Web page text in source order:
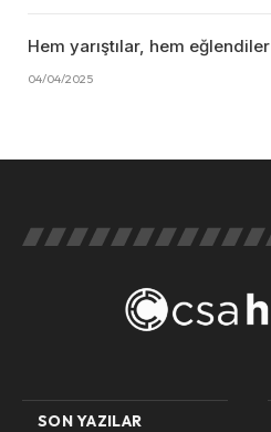
Hem yarıştılar, hem eğlendiler
04/04/2025
SON YAZILAR